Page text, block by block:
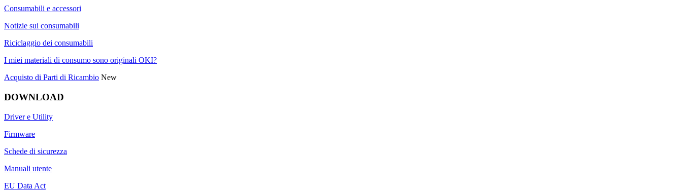
Consumabili e accessori
Notizie sui consumabili
Riciclaggio dei consumabili
I miei materiali di consumo sono originali OKI?
Acquisto di Parti di Ricambio New
DOWNLOAD
Driver e Utility
Firmware
Schede di sicurezza
Manuali utente
EU Data Act